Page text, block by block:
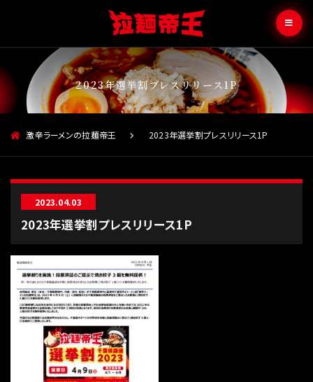
2023年選挙割プレスリリース1P
激辛ラーメンの拉麺帝王 2023年選挙割プレスリリース1P
2023.04.03
2023年選挙割プレスリリース1P